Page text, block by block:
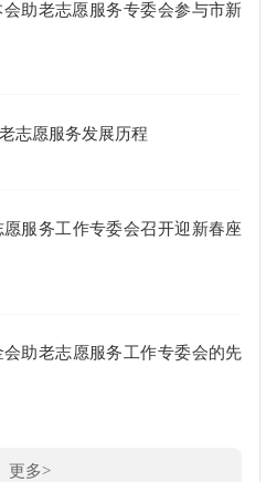
助老志愿服务专委会参与市新
志愿服务发展历程
服务工作专委会召开迎新春座
助老志愿服务工作专委会的先
更多>